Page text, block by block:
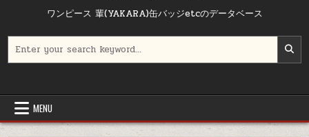
ワンピース 輩(YAKARA)缶バッジetcのデータベース
MENU